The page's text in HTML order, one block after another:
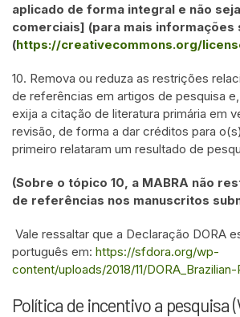
aplicado de forma integral e não
comerciais] (para mais informações
(https://creativecommons.org/
10. Remova ou reduza as restrições
de referências em artigos de pesquisa
exija a citação de literatura primária em
revisão, de forma a dar créditos para
primeiro relataram um resultado de
(Sobre o tópico 10, a MABRA não
de referências nos manuscritos
Vale ressaltar que a Declaração DORA
português em: https://sfdora.org/wp-
content/uploads/2018/11/
Política de incentivo a pesquisa